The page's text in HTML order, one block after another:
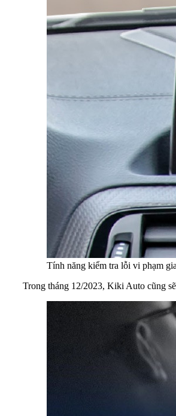
Tính năng kiểm tra lỗi vi phạm
Trong tháng 12/2023, Kiki Auto cũng